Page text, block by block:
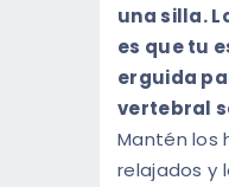
una silla.
es que tu
erguida
vertebral
Mantén los
relajados y